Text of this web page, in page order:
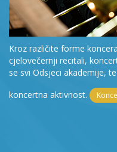
Kroz različite forme
cjelovečernji recitali,
se svi Odsjeci akademije,
koncertna aktivnost.